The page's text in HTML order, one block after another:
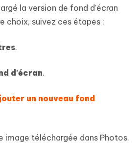
la version de fond d'écran
choix, suivez ces étapes :
.
d'écran.
un nouveau fond
image téléchargée dans Photos.